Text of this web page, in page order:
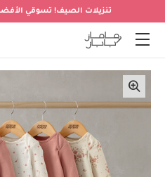
تنزيلات الصيف! تسوقي الأفضل